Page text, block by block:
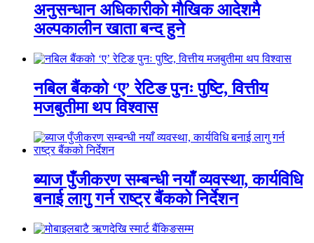
अनुसन्धान अधिकारीकाे माैखिक आदेशमै
अल्पकालीन खाता बन्द हुने
नबिल बैंकको ‘ए’ रेटिङ पुनः पुष्टि, वित्तीय
मजबुतीमा थप विश्वास
ब्याज पुँजीकरण सम्बन्धी नयाँ व्यवस्था, कार्यविधि
बनाई लागु गर्न राष्ट्र बैंकको निर्देशन